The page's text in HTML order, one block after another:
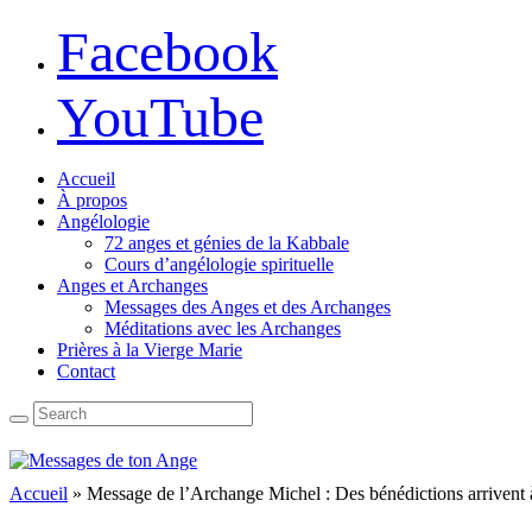
Facebook
YouTube
Accueil
À propos
Angélologie
72 anges et génies de la Kabbale
Cours d’angélologie spirituelle
Anges et Archanges
Messages des Anges et des Archanges
Méditations avec les Archanges
Prières à la Vierge Marie
Contact
Accueil » Message de l’Archange Michel : Des bénédictions arrivent